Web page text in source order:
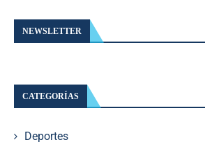
NEWSLETTER
CATEGORÍAS
Deportes